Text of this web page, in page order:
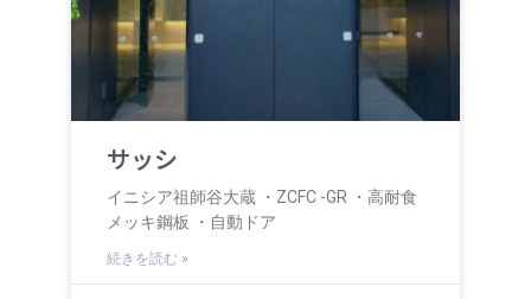
サッシ
イニシア祖師谷大蔵 ・ZCFC -GR ・高耐食
メッキ鋼板 ・自動ドア
続きを読む »